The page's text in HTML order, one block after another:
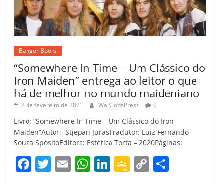
Banger Books
“Somewhere In Time – Um Clássico do
Iron Maiden” entrega ao leitor o que
há de melhor no mundo maideniano
2 de fevereiro de 2023 WarGodsPress 0
Livro: “Somewhere In Time – Um Clássico do Iron
Maiden”Autor: Stjepan JurasTradutor: Luiz Fernando
Souza SpósitoEditora: Estética Torta – 2020Páginas:
F T E W Li G C